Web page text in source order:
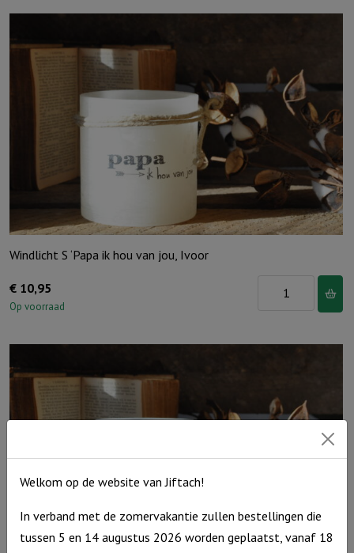
Windlicht S ‘Papa ik hou van jou, Ivoor
€ 10,95
Op voorraad
Windlicht
ik
jou,
aantal
Welkom op de website van Jiftach!
In verband met de zomervakantie zullen bestellingen die
tussen 5 en 14 augustus 2026 worden geplaatst, vanaf 18